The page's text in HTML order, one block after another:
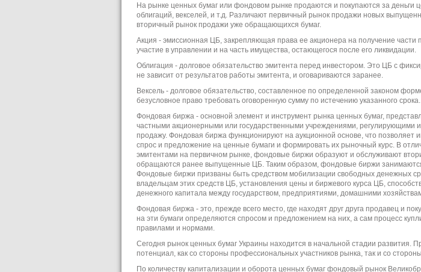
На рынке ценных бумаг или фондовом рынке продаются и покупаются за деньги
облигаций, векселей, и т.д. Различают первичный рынок продажи новых
вторичный рынок продажи уже обращающихся бумаг.
Акция - эмиссионная ЦБ, закрепляющая права ее акционера на получение части
участие в управлении и на часть имущества, остающегося после его ликвидации.
Облигация - долговое обязательство эмитента перед инвестором. Это ЦБ с
не зависит от результатов работы эмитента, и оговариваются заранее.
Вексель - долговое обязательство, составленное по определенной законом
безусловное право требовать оговоренную сумму по истечению указанного срока.
Фондовая биржа - основной элемент и инструмент рынка ценных бумаг,
частными акционерными или государственными учреждениями, регулирующими
продажу. Фондовая биржа функционируют на аукционной основе, что позволяет
спрос и предложение на ценные бумаги и формировать их рыночный курс. В
эмитентами на первичном рынке, фондовые биржи образуют и обслуживают
обращаются ранее выпущенные ЦБ. Таким образом, фондовые биржи
Фондовые биржи призваны быть средством мобилизации свободных денежных
владельцам этих средств ЦБ, установления цены и биржевого курса ЦБ,
денежного капитала между государством, предприятиями, домашними
Фондовая биржа - это, прежде всего место, где находят друг друга продавец и
на эти бумаги определяются спросом и предложением на них, а сам процесс
правилами и нормами.
Сегодня рынок ценных бумаг Украины находится в начальной стадии развития.
потенциал, как со стороны профессиональных участников рынка, так и со
По количеству капитализации и оборота ценных бумаг фондовый рынок